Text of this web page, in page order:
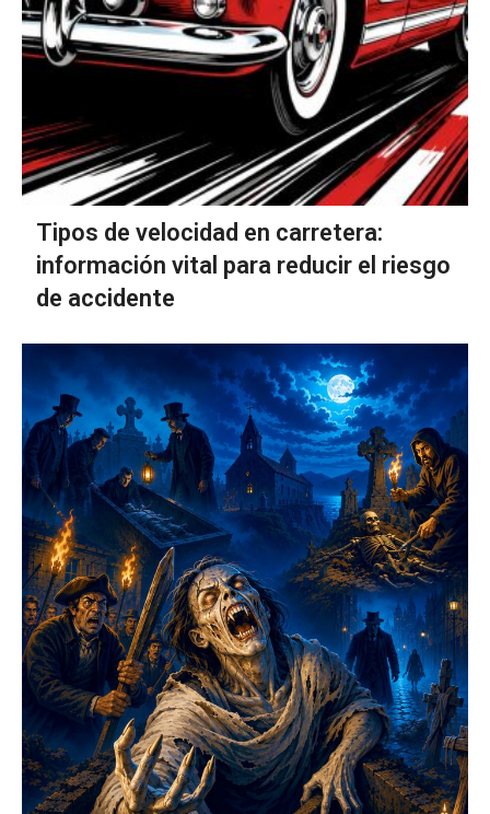
Tipos de velocidad en carretera:
información vital para reducir el riesgo
de accidente